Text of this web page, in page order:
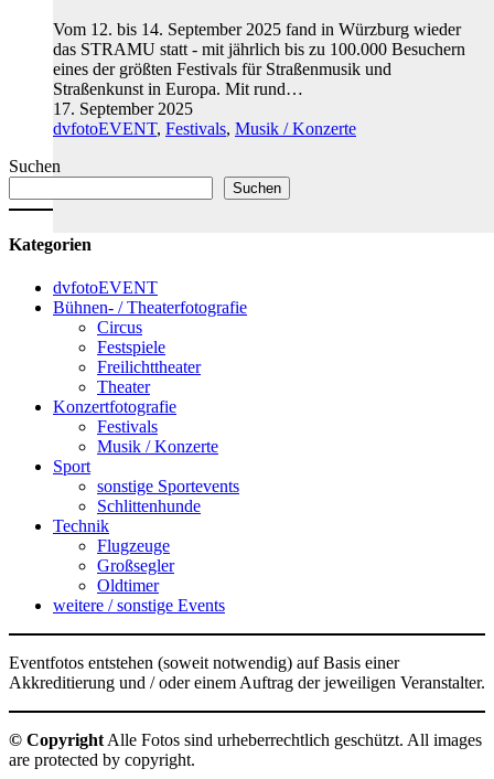
Vom 12. bis 14. September 2025 fand in Würzburg wieder
das STRAMU statt - mit jährlich bis zu 100.000 Besuchern
eines der größten Festivals für Straßenmusik und
Straßenkunst in Europa. Mit rund…
17. September 2025
dvfotoEVENT, Festivals, Musik / Konzerte
Suchen
Suchen
Kategorien
dvfotoEVENT
Bühnen- / Theaterfotografie
Circus
Festspiele
Freilichttheater
Theater
Konzertfotografie
Festivals
Musik / Konzerte
Sport
sonstige Sportevents
Schlittenhunde
Technik
Flugzeuge
Großsegler
Oldtimer
weitere / sonstige Events
Eventfotos entstehen (soweit notwendig) auf Basis einer
Akkreditierung und / oder einem Auftrag der jeweiligen Veranstalter.
© Copyright Alle Fotos sind urheberrechtlich geschützt. All images
are protected by copyright.